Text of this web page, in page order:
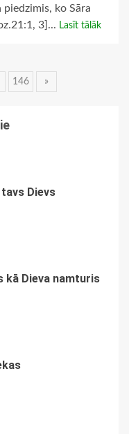
piedzimis, ko Sāra
3]... Lasīt tālāk
146 »
Dievs
kā Dieva namturis